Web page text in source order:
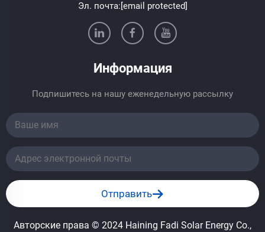
Эл. почта:[email protected]
Информация
Подпишитесь на нашу еженедельную рассылку
Отправить
Авторские права © 2024 Haining Fadi Solar Energy Co.,